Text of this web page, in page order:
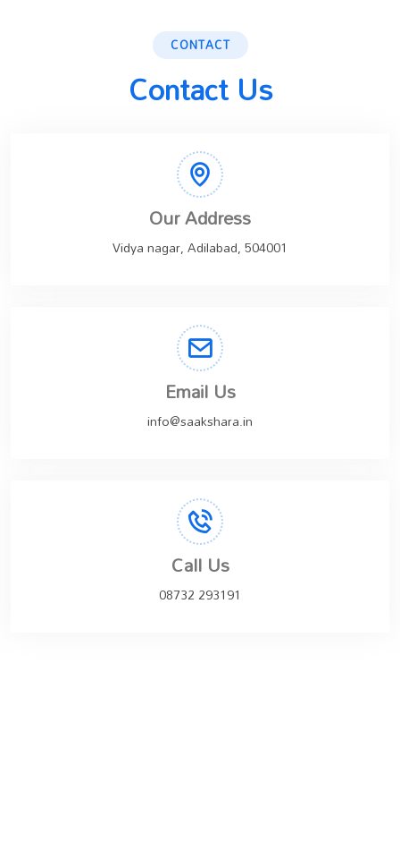
CONTACT
Contact Us
Our Address
Vidya nagar, Adilabad, 504001
Email Us
info@saakshara.in
Call Us
08732 293191